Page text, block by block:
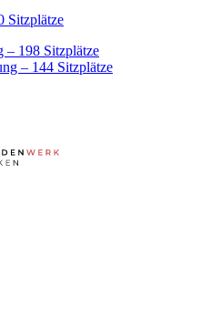
Sitzplätze
– 198 Sitzplätze
– 144 Sitzplätze